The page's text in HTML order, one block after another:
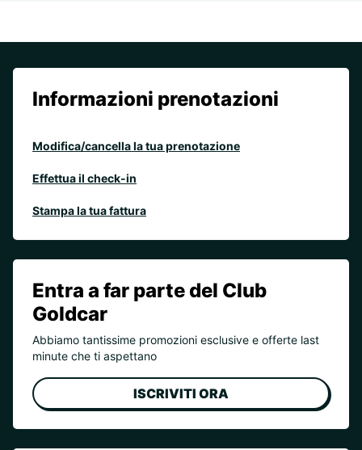
Informazioni prenotazioni
Modifica/cancella la tua prenotazione
Effettua il check-in
Stampa la tua fattura
Entra a far parte del Club
Goldcar
Abbiamo tantissime promozioni esclusive e offerte last
minute che ti aspettano
ISCRIVITI ORA